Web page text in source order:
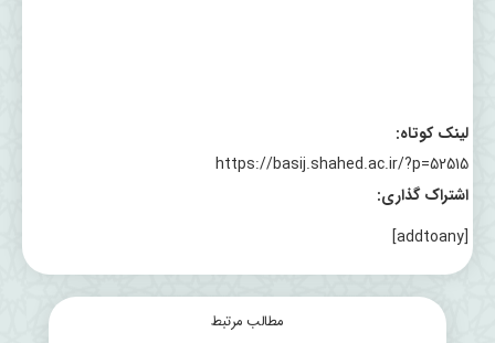
لینک کوتاه:
https://basij.shahed.ac.ir/?p=52515
اشتراک گذاری:
[addtoany]
مطالب مرتبط